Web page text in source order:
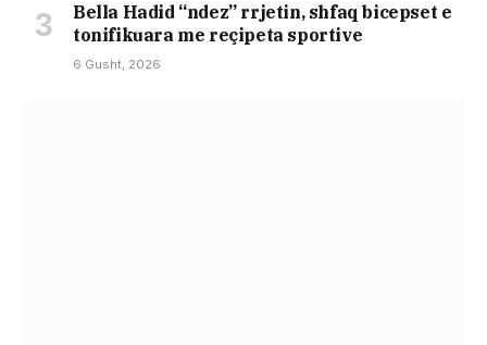
Bella Hadid “ndez” rrjetin, shfaq bicepset e
tonifikuara me reçipeta sportive
6 Gusht, 2026